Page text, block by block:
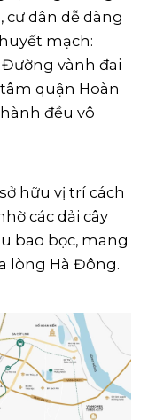
cư dân dễ dàng
mạch:
vành đai
quận Hoàn
đều vô
hữu vị trí cách
các dải cây
bao bọc, mang
lòng Hà Đông.